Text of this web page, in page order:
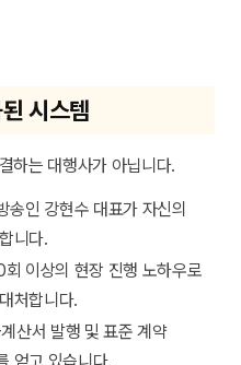
시스템
하는 대행사가 아닙니다.
송인 강현수 대표가 자신의
니다.
이상의 현장 진행 노하우로
처합니다.
산서 발행 및 표준 계약